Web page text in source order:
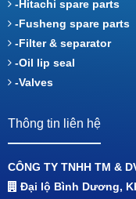
-Hitachi spare parts
-Fusheng spare parts
-Filter & separator
-Oil lip seal
-Valves
Thông tin liên hệ
CÔNG TY TNHH TM &
Đại lộ Bình Dương,